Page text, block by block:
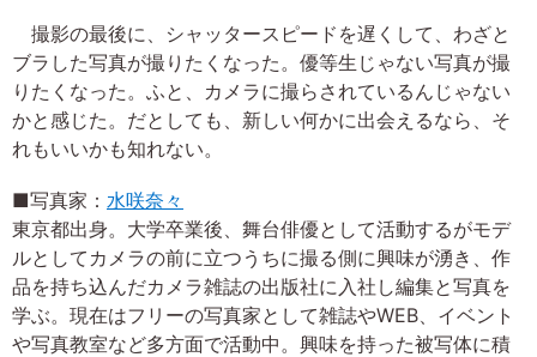
撮影の最後に、シャッタースピードを遅くして、わざと
ブラした写真が撮りたくなった。優等生じゃない写真が撮
りたくなった。ふと、カメラに撮らされているんじゃない
かと感じた。だとしても、新しい何かに出会えるなら、そ
れもいいかも知れない。
■写真家： 水咲奈々
東京都出身。大学卒業後、舞台俳優として活動するがモデ
ルとしてカメラの前に立つうちに撮る側に興味が湧き、作
品を持ち込んだカメラ雑誌の出版社に入社し編集と写真を
学ぶ。現在はフリーの写真家として雑誌やWEB、イベント
や写真教室など多方面で活動中。興味を持った被写体に積